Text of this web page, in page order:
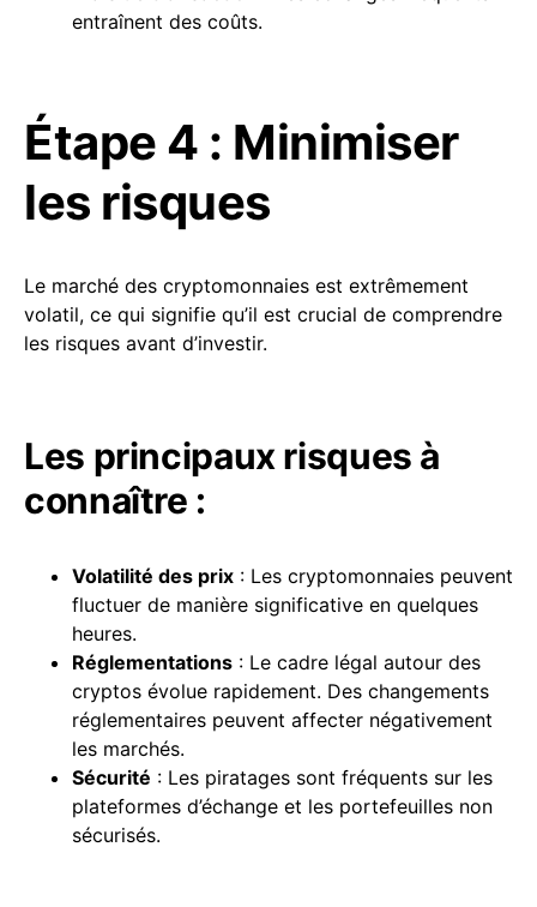
entraînent des coûts.
Étape 4 : Minimiser
les risques
Le marché des cryptomonnaies est extrêmement
volatil, ce qui signifie qu’il est crucial de comprendre
les risques avant d’investir.
Les principaux risques à
connaître :
Volatilité des prix : Les cryptomonnaies peuvent
fluctuer de manière significative en quelques
heures.
Réglementations : Le cadre légal autour des
cryptos évolue rapidement. Des changements
réglementaires peuvent affecter négativement
les marchés.
Sécurité : Les piratages sont fréquents sur les
plateformes d’échange et les portefeuilles non
sécurisés.